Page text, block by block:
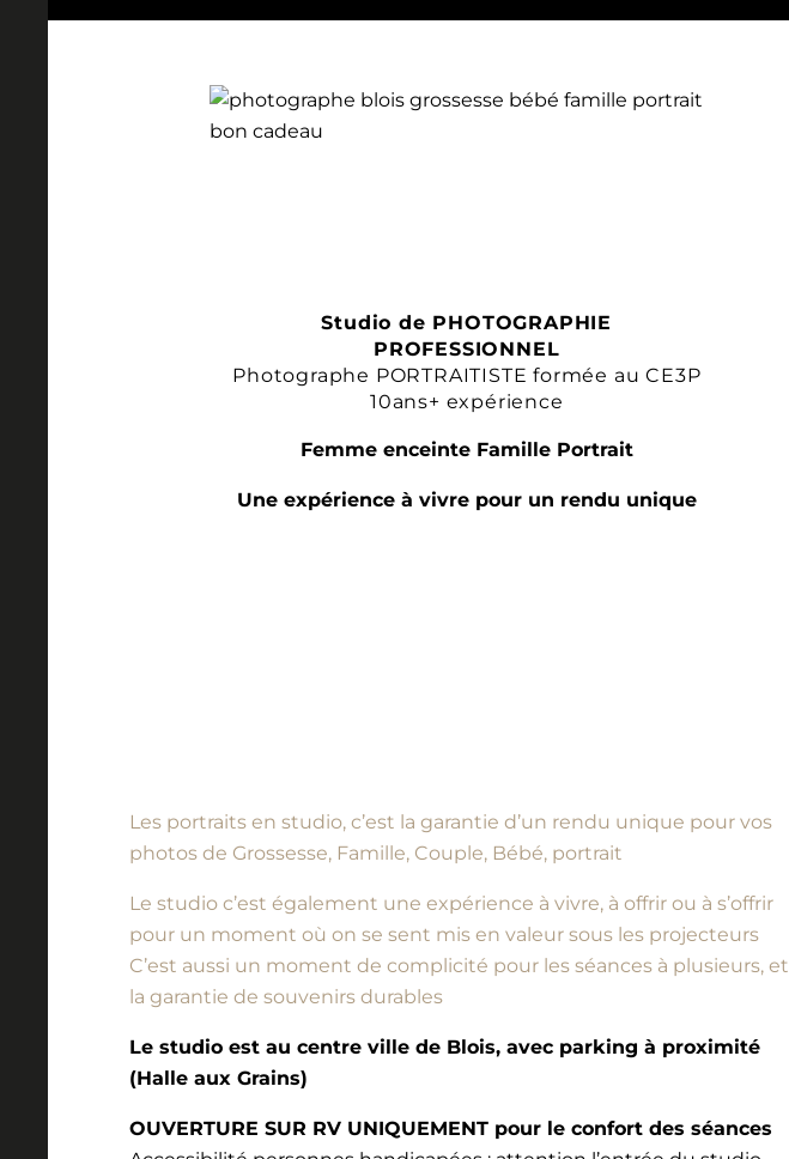
Studio de PHOTOGRAPHIE
PROFESSIONNEL
Photographe PORTRAITISTE formée au CE3P
10ans+ expérience
Femme enceinte Famille Portrait
Une expérience à vivre pour un rendu unique
Les portraits en studio, c’est la garantie d’un rendu unique pour vos
photos de Grossesse, Famille, Couple, Bébé, portrait
Le studio c’est également une expérience à vivre, à offrir ou à s’offrir
pour un moment où on se sent mis en valeur sous les projecteurs
C’est aussi un moment de complicité pour les séances à plusieurs, et
la garantie de souvenirs durables
Le studio est au centre ville de Blois, avec parking à proximité
(Halle aux Grains)
OUVERTURE SUR RV UNIQUEMENT pour le confort des séances